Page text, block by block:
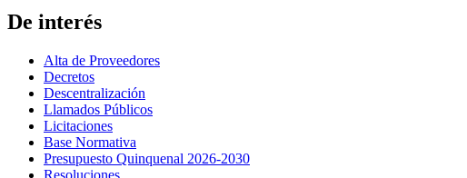
De interés
Alta de Proveedores
Decretos
Descentralización
Llamados Públicos
Licitaciones
Base Normativa
Presupuesto Quinquenal 2026-2030